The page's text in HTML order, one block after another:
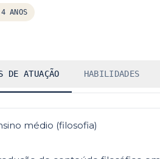
4 ANOS
DE ATUAÇÃO HABILIDADES
médio (filosofia)